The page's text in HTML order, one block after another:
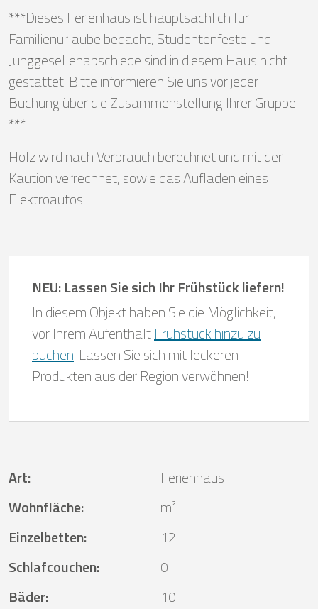
***Dieses Ferienhaus ist hauptsächlich für
Familienurlaube bedacht, Studentenfeste und
Junggesellenabschiede sind in diesem Haus nicht
gestattet. Bitte informieren Sie uns vor jeder
Buchung über die Zusammenstellung Ihrer Gruppe.
***
Holz wird nach Verbrauch berechnet und mit der
Kaution verrechnet, sowie das Aufladen eines
Elektroautos.
NEU: Lassen Sie sich Ihr Frühstück liefern!
In diesem Objekt haben Sie die Möglichkeit,
vor Ihrem AufenthaltFrühstück hinzu zu
buchen. Lassen Sie sich mit leckeren
Produkten aus der Region verwöhnen!
Art:
Ferienhaus
Wohnfläche:
m²
Einzelbetten:
12
Schlafcouchen:
0
Bäder:
10